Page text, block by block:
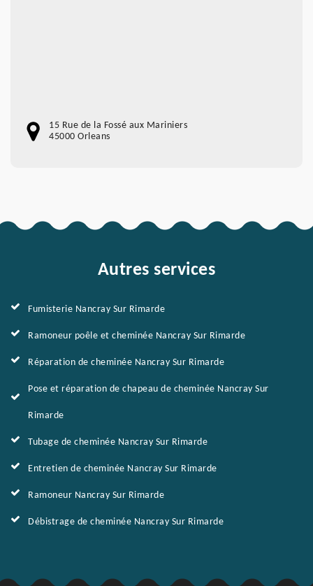
15 Rue de la Fossé aux Mariniers
45000 Orleans
Autres services
Fumisterie Nancray Sur Rimarde
Ramoneur poêle et cheminée Nancray Sur Rimarde
Réparation de cheminée Nancray Sur Rimarde
Pose et réparation de chapeau de cheminée Nancray Sur
Rimarde
Tubage de cheminée Nancray Sur Rimarde
Entretien de cheminée Nancray Sur Rimarde
Ramoneur Nancray Sur Rimarde
Débistrage de cheminée Nancray Sur Rimarde